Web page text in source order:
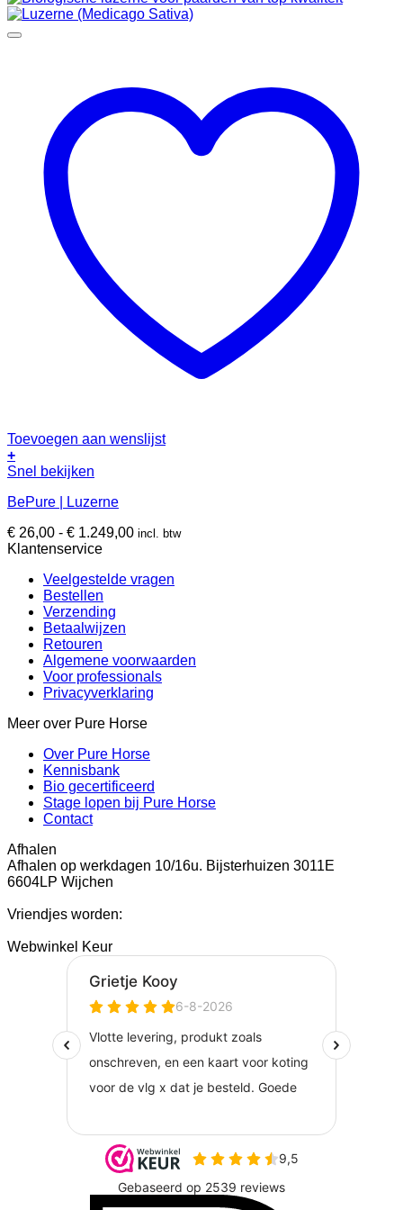
Toevoegen aan wenslijst
+
Dit
heeft
variaties.
Deze
kan
gekozen
worden
productpagina
Snel bekijken
BePure | Luzerne
€ 26,00 - € 1.249,00Prijsklasse:
€ 1.249,00
incl. btw
Klantenservice
Veelgestelde vragen
Bestellen
Verzending
Betaalwijzen
Retouren
Algemene voorwaarden
Voor professionals
Privacyverklaring
Meer over Pure Horse
Over Pure Horse
Kennisbank
Bio gecertificeerd
Stage lopen bij Pure Horse
Contact
Afhalen
Afhalen op werkdagen 10/16u. Bijsterhuizen 3011E
6604LP Wijchen
Vriendjes worden:
Webwinkel Keur